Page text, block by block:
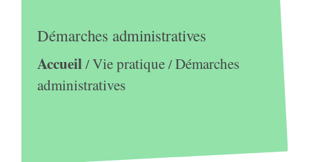
Démarches administratives
Accueil/Vie pratique/Démarches
administratives